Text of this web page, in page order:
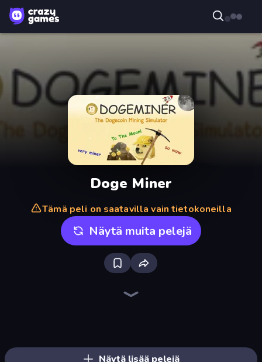
Doge Miner
Tämä peli on saatavilla vain tietokoneilla
Näytä muita pelejä
Näytä lisää pelejä